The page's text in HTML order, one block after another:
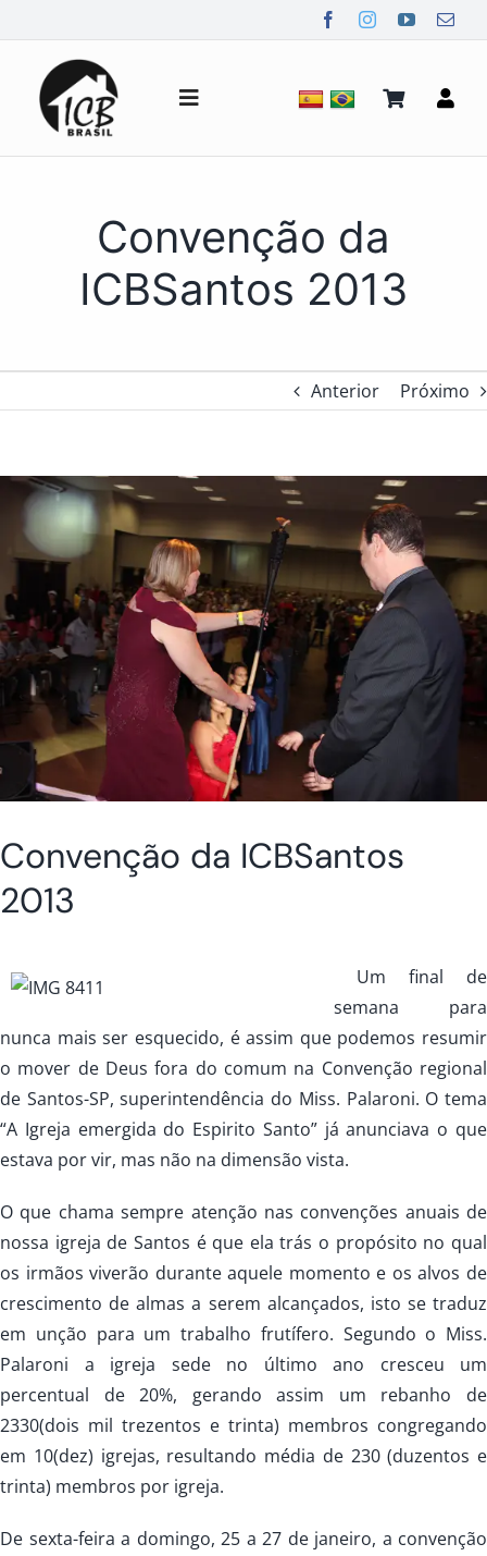
para
conteúdo
Alternar
navegação
Notícias
Convenção da
ICBSantos 2013
Anterior Próximo
Convenção da ICBSantos
2013
Um final de
semana para
nunca mais ser esquecido, é assim que podemos resumir
o mover de Deus fora do comum na Convenção regional
de Santos-SP, superintendência do Miss. Palaroni. O tema
“A Igreja emergida do Espirito Santo” já anunciava o que
estava por vir, mas não na dimensão vista.
O que chama sempre atenção nas convenções anuais de
nossa igreja de Santos é que ela trás o propósito no qual
os irmãos viverão durante aquele momento e os alvos de
crescimento de almas a serem alcançados, isto se traduz
em unção para um trabalho frutífero. Segundo o Miss.
Palaroni a igreja sede no último ano cresceu um
percentual de 20%, gerando assim um rebanho de
2330(dois mil trezentos e trinta) membros congregando
em 10(dez) igrejas, resultando média de 230 (duzentos e
trinta) membros por igreja.
De sexta-feira a domingo, 25 a 27 de janeiro, a convenção